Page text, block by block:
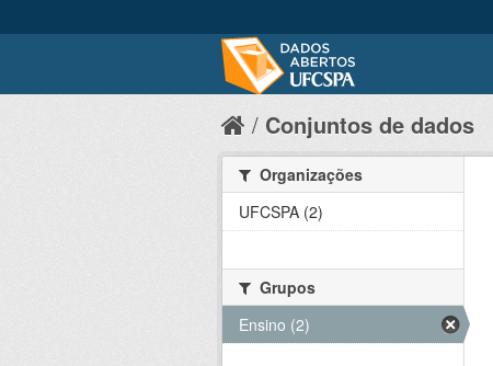
Conjuntos de dados
Organizações
UFCSPA (2)
Grupos
Ensino (2)